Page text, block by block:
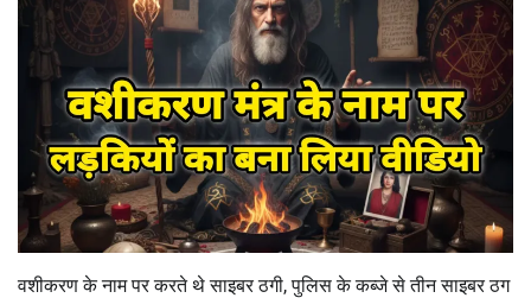
वशीकरण के नाम पर करते थे साइबर ठगी, पुलिस के कब्जे से तीन साइबर ठग